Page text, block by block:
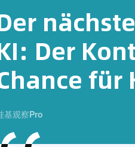
Der
für
基观察Pro